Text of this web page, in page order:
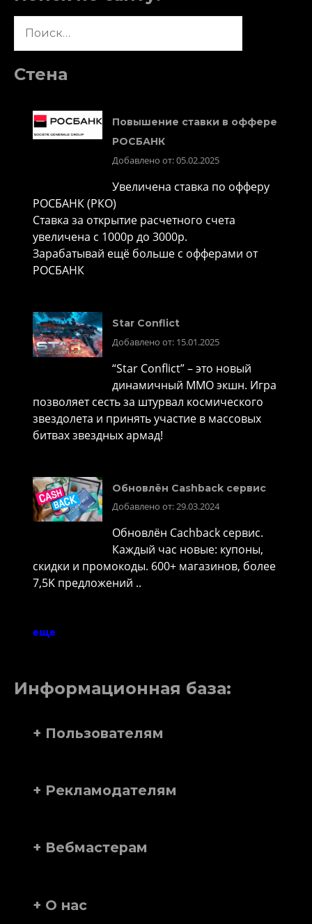
Стена
Повышение ставки в оффере
РОСБАНК
Добавлено от: 05.02.2025
Увеличена ставка по офферу
РОСБАНК (РКО)
Ставка за открытие расчетного счета
увеличена с 1000р до 3000р.
Зарабатывай ещё больше с офферами от
РОСБАНК
Star Conflict
Добавлено от: 15.01.2025
“Star Conflict” – это новый
динамичный MMO экшн. Игра
позволяет сесть за штурвал космического
звездолета и принять участие в массовых
битвах звездных армад!
Обновлён Cashback сервис
Добавлено от: 29.03.2024
Обновлён Cachback сервис.
Каждый час новые: купоны,
скидки и промокоды. 600+ магазинов, более
7,5K предложений ..
еще
Информационная база:
+ Пользователям
+ Рекламодателям
+ Вебмастерам
+ О нас